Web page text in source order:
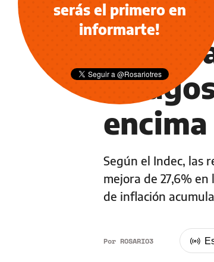
ECONOMÍA NEGOCIOS AGRO
Los
en
Según el Indec, las
mejora de 27,6%
de inflación
Por ROSARIO3
serás el primero en
informarte!